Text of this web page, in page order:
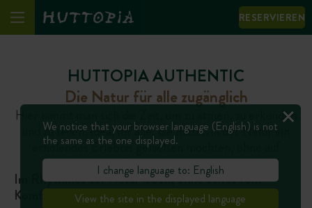
RESERVIEREN
HUTTOPIA AUTHENTIC
Die Natur für alle zugänglich
Hier nimmt man sich die Zeit, um zu atmen, zu erkunden
und zu teilen. Ideal für alle, die mitten in der Natur ein
erholendes Erlebnis genießen möchten, ohne auf
Komfort zu verzichten.
Im Rhythmus der Natur leben, ohne etwas vom
Komfort und der Geselligkeit einzubüßen
We notice that your browser language (English) is not
the same as the one displayed.
I change language to: English
View the site in the displayed language